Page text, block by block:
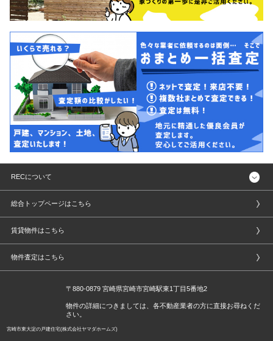
RECについて
総合トップページはこちら
賃貸物件はこちら
物件査定はこちら
〒880-0879 宮崎県宮崎市宮崎駅東1丁目5番地2
物件の詳細につきましては、各不動産業者の方に直接お尋ねくだ
さい。
宮崎市東大淀の戸建住宅(株式会社ヤマダホームズ)